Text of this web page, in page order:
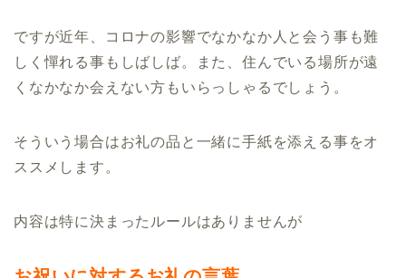
ですが近年、コロナの影響でなかなか人と会う事も難
しく憚れる事もしばしば。また、住んでいる場所が遠
くなかなか会えない方もいらっしゃるでしょう。
そういう場合はお礼の品と一緒に手紙を添える事をオ
ススメします。
内容は特に決まったルールはありませんが